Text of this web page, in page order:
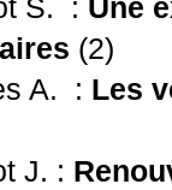
S. : Une
(2)
A. : Les
J. :